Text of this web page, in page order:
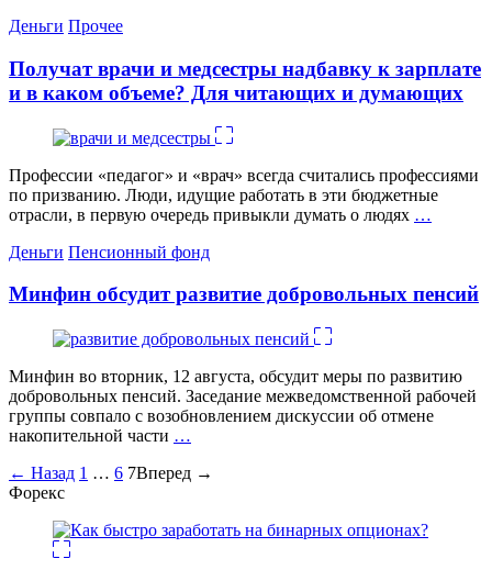
Категории
Деньги Прочее
Получат врачи и медсестры надбавку к зарплате
и в каком объеме? Для читающих и думающих
Профессии «педагог» и «врач» всегда считались профессиями
по призванию. Люди, идущие работать в эти бюджетные
отрасли, в первую очередь привыкли думать о людях …
Категории
Деньги Пенсионный фонд
Минфин обсудит развитие добровольных пенсий
Минфин во вторник, 12 августа, обсудит меры по развитию
добровольных пенсий. Заседание межведомственной рабочей
группы совпало с возобновлением дискуссии об отмене
накопительной части …
Пагинация
записей
← Назад 1 … 6 7Вперед →
Форекс